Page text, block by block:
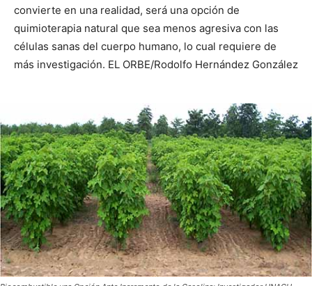
convierte en una realidad, será una opción de
quimioterapia natural que sea menos agresiva con las
células sanas del cuerpo humano, lo cual requiere de
más investigación. EL ORBE/Rodolfo Hernández González